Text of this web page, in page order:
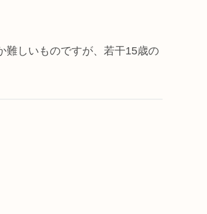
難しいものですが、若干15歳の